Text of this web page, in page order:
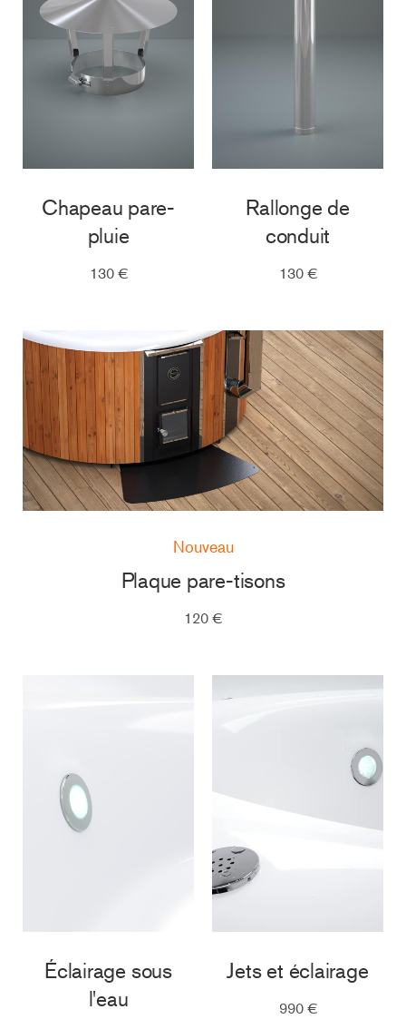
Chapeau pare-
pluie
130 €
Rallonge de
conduit
130 €
Nouveau
Plaque pare-tisons
120 €
Éclairage sous
l'eau
Jets et éclairage
990 €